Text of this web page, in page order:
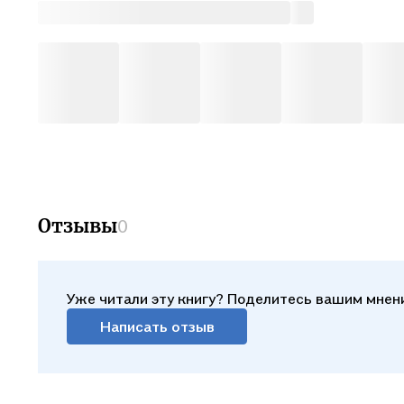
Отзывы0
Уже читали эту книгу? Поделитесь вашим
Написать отзыв